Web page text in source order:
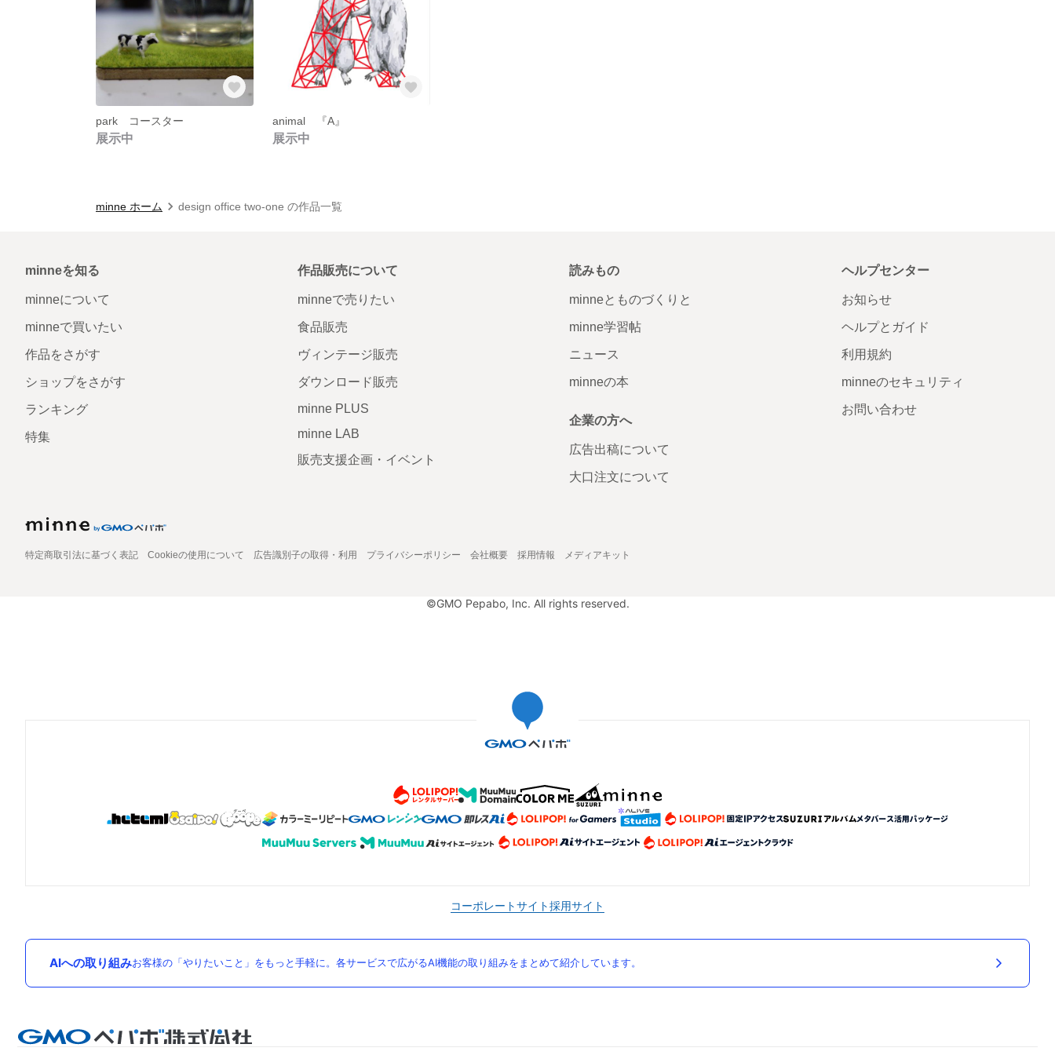
park コースター
展示中
animal 『A』
展示中
minne ホーム design office two-one の作品一覧
minneを知る
minneについて
minneで買いたい
作品をさがす
ショップをさがす
ランキング
特集
作品販売について
minneで売りたい
食品販売
ヴィンテージ販売
ダウンロード販売
minne PLUS
minne LAB
販売支援企画・イベント
読みもの
minneとものづくりと
minne学習帖
ニュース
minneの本
企業の方へ
広告出稿について
大口注文について
ヘルプセンター
お知らせ
ヘルプとガイド
利用規約
minneのセキュリティ
お問い合わせ
特定商取引法に基づく表記 Cookieの使用について 広告識別子の取得・利用 プライバシーポリシー 会社概要 採用情報 メディアキット
©GMO Pepabo, Inc. All rights reserved.
コーポレートサイト採用サイト
AIへの取り組みお客様の「やりたいこと」をもっと手軽に。各サービスで広がるAI機能の取り組みをまとめて紹介しています。